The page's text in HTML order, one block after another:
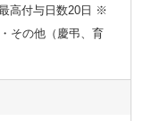
⾼付与⽇数20⽇ ※
その他（慶弔、育